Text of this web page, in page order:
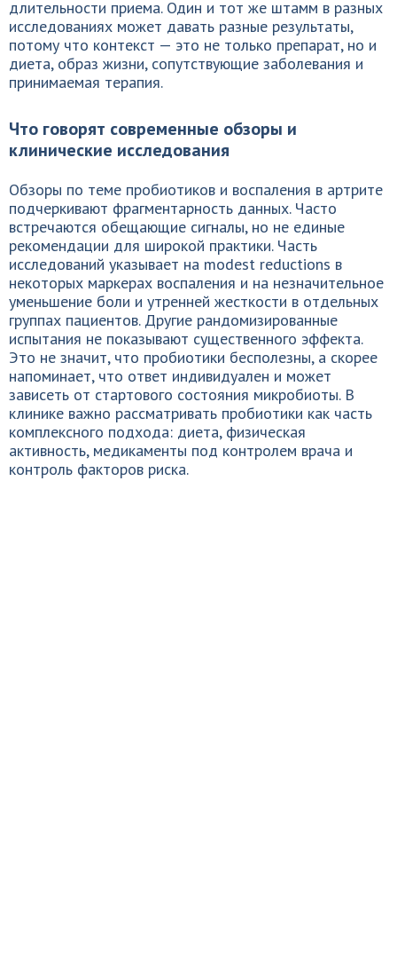
длительности приема. Один и тот же штамм в разных
исследованиях может давать разные результаты,
потому что контекст — это не только препарат, но и
диета, образ жизни, сопутствующие заболевания и
принимаемая терапия.
Что говорят современные обзоры и
клинические исследования
Обзоры по теме пробиотиков и воспаления в артрите
подчеркивают фрагментарность данных. Часто
встречаются обещающие сигналы, но не единые
рекомендации для широкой практики. Часть
исследований указывает на modest reductions в
некоторых маркерах воспаления и на незначительное
уменьшение боли и утренней жесткости в отдельных
группах пациентов. Другие рандомизированные
испытания не показывают существенного эффекта.
Это не значит, что пробиотики бесполезны, а скорее
напоминает, что ответ индивидуален и может
зависеть от стартового состояния микробиоты. В
клинике важно рассматривать пробиотики как часть
комплексного подхода: диета, физическая
активность, медикаменты под контролем врача и
контроль факторов риска.